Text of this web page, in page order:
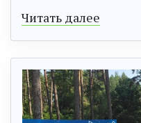
Читать далее